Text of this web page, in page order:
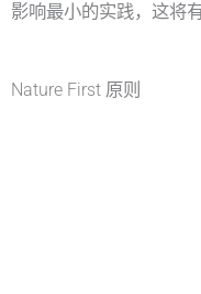
影响最小的实践，这将
Nature First 原则